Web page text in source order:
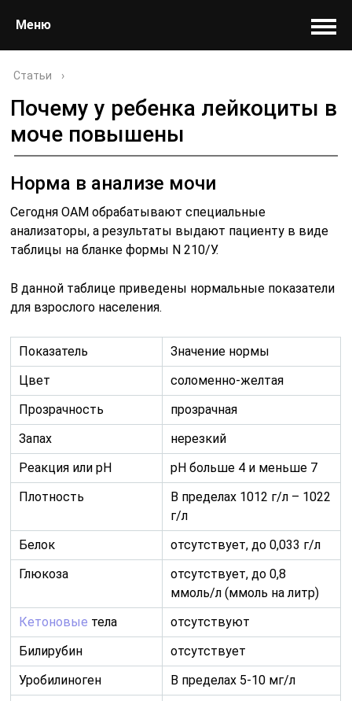
Меню
Статьи ›
Почему у ребенка лейкоциты в
моче повышены
Норма в анализе мочи
Сегодня ОАМ обрабатывают специальные
анализаторы, а результаты выдают пациенту в виде
таблицы на бланке формы N 210/У.
В данной таблице приведены нормальные показатели
для взрослого населения.
Показатель
Значение нормы
Цвет
соломенно-желтая
Прозрачность
прозрачная
Запах
нерезкий
Реакция или рН
рН больше 4 и меньше 7
Плотность
В пределах 1012 г/л – 1022
г/л
Белок
отсутствует, до 0,033 г/л
Глюкоза
отсутствует, до 0,8
ммоль/л (ммоль на литр)
Кетоновые тела
отсутствуют
Билирубин
отсутствует
Уробилиноген
В пределах 5-10 мг/л